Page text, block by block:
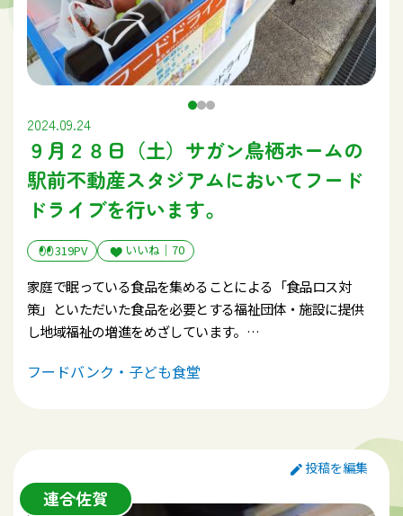
コンビニエンスストアにご相談し提供していただきます。抽
選となる可能性もありえますができるだけ申し込まれた世
帯に提供できるよう頑張りたいと思います。全国の連合の皆
さんのご協力をお願いします。
2024.09.24
９月２８日（土）サガン鳥栖ホームの
駅前不動産スタジアムにおいてフード
ドライブを行います。
319PV いいね｜ 70
家庭で眠っている食品を集めることによる「食品ロス対
策」といただいた食品を必要とする福祉団体・施設に提供
し地域福祉の増進をめざしています。
ン鳥栖ホームである「駅前不動産スタジアム」都市広場に
フードバンク・子ども食堂
投稿を編集
連合佐賀